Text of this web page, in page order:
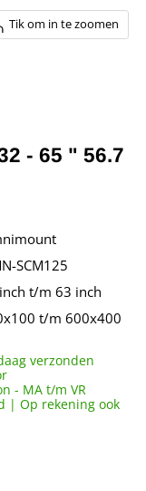
Tik om in te zoomen
- 65 " 56.7
SCM125
t/m 63 inch
t/m 600x400
verzonden
- MA t/m VR
| Op rekening ook